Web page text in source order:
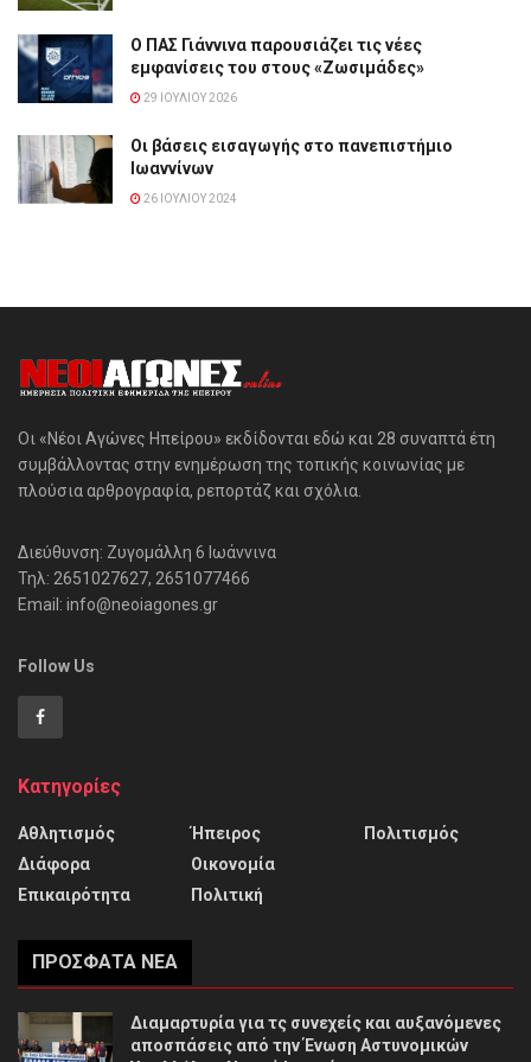
Ο ΠΑΣ Γιάννινα παρουσιάζει τις νέες
εμφανίσεις του στους «Ζωσιμάδες»
29 ΙΟΥΛΊΟΥ 2026
Οι βάσεις εισαγωγής στο πανεπιστήμιο
Ιωαννίνων
26 ΙΟΥΛΊΟΥ 2024
Οι «Νέοι Αγώνες Ηπείρου» εκδίδονται εδώ και 28 συναπτά έτη
συμβάλλοντας στην ενημέρωση της τοπικής κοινωνίας με
πλούσια αρθρογραφία, ρεπορτάζ και σχόλια.
Διεύθυνση: Ζυγομάλλη 6 Ιωάννινα
Τηλ: 2651027627, 2651077466
Email: info@neoiagones.gr
Follow Us
Κατηγορίες
Αθλητισμός
Διάφορα
Επικαιρότητα
Ήπειρος
Οικονομία
Πολιτική
Πολιτισμός
ΠΡΌΣΦΑΤΑ ΝΈΑ
Διαμαρτυρία για τς συνεχείς και αυξανόμενες
αποσπάσεις από την Ένωση Αστυνομικών